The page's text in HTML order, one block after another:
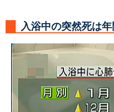
入浴中の突然死は